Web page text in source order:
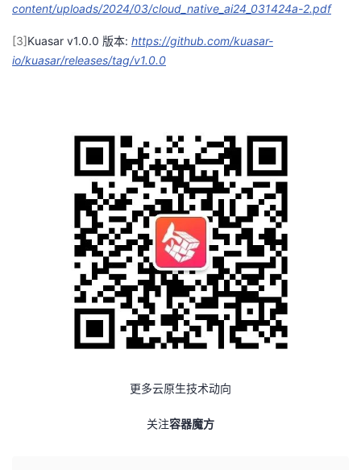
content/uploads/2024/03/cloud_native_ai24_031424a-2.pdf
[3]Kuasar v1.0.0 版本: https://github.com/kuasar-
io/kuasar/releases/tag/v1.0.0
更多云原生技术动向
关注容器魔方